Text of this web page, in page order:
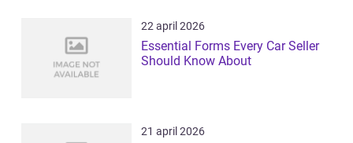
22 april 2026
Essential Forms Every Car Seller
Should Know About
21 april 2026